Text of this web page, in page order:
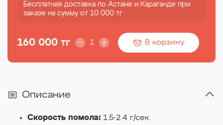
Бесплатная доставка по Астане и Караганде при
заказе на сумму от 10 000 тг
160 000 тг В корзину
Описание
Скорость помола: 1.5-2.4 г/сек.